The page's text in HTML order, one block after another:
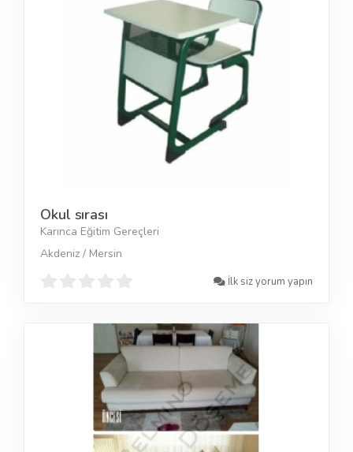
Okul sırası
Karınca Eğitim Gereçleri
Akdeniz / Mersin
İlk siz yorum yapın